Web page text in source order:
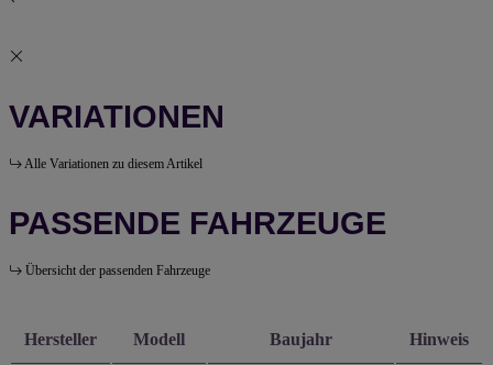
VARIATIONEN
Alle Variationen zu diesem Artikel
PASSENDE FAHRZEUGE
Übersicht der passenden Fahrzeuge
Hersteller Modell Baujahr Hinweis